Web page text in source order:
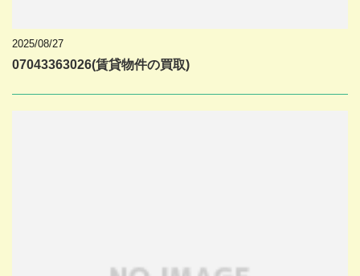
2025/08/27
07043363026(賃貸物件の買取)